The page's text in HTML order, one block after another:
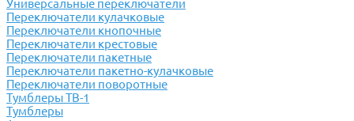
Универсальные переключатели
Переключатели кулачковые
Переключатели кнопочные
Переключатели крестовые
Переключатели пакетные
Переключатели пакетно-кулачковые
Переключатели поворотные
Тумблеры ТВ-1
Тумблеры